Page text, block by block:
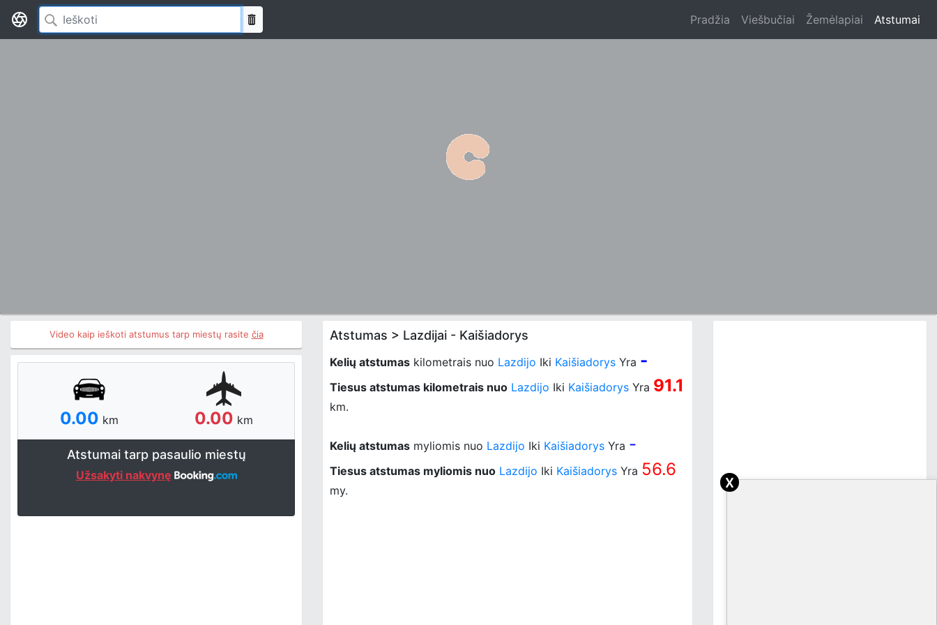
Pradžia Viešbučiai Žemėlapiai Atstumai
Video kaip ieškoti atstumus tarp miestų rasite čia
0.00 km 0.00 km
Atstumai tarp pasaulio miestų
Užsakyti nakvynę
Atstumas > Lazdijai - Kaišiadorys
Kelių atstumas kilometrais nuo Lazdijo Iki Kaišiadorys Yra -
Tiesus atstumas kilometrais nuo Lazdijo Iki Kaišiadorys Yra 91.1
km.
Kelių atstumas myliomis nuo Lazdijo Iki Kaišiadorys Yra -
Tiesus atstumas myliomis nuo Lazdijo Iki Kaišiadorys Yra 56.6
my. x